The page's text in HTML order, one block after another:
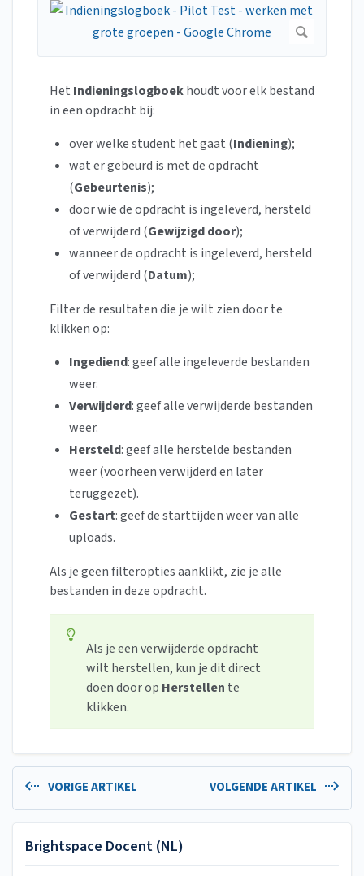
Het Indieningslogboekhoudt voor elk bestand
in een opdracht bij:
over welke student het gaat (Indiening);
wat er gebeurd is met de opdracht
(Gebeurtenis);
door wie de opdracht is ingeleverd, hersteld
of verwijderd (Gewijzigd door);
wanneer de opdracht is ingeleverd, hersteld
of verwijderd (Datum);
Filter de resultaten die je wilt zien door te
klikken op:
Ingediend: geef alle ingeleverde bestanden
weer.
Verwijderd:geef alle verwijderde bestanden
weer.
Hersteld:geef alle herstelde bestanden
weer (voorheen verwijderd en later
teruggezet).
Gestart:geef de starttijden weer van alle
uploads.
Als je geen filteropties aanklikt, zie je alle
bestanden in deze opdracht.
Als je een verwijderde opdracht
wilt herstellen, kun je dit direct
doen door op Herstellen te
klikken.
VORIGE ARTIKEL VOLGENDE ARTIKEL
Brightspace Docent (NL)